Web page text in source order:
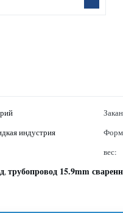
индустрия
вес:
,трубопровод 15.9mm